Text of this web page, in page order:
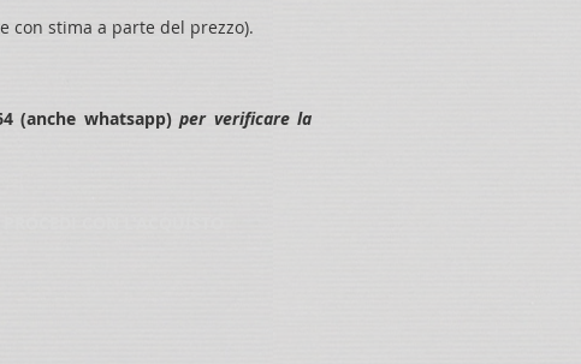
con stima a parte del prezzo).
(anche whatsapp) per verificare la